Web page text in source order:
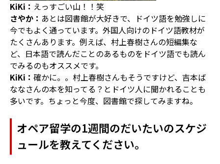
KiKi： えっすごい山！！笑
さやか： あとは図書館が大好きで、ドイツ語を勉強しに
今でもよく通っています。外国人向けのドイツ語教材が
たくさんあります。例えば、村上春樹さんの短編集な
ど、日本語で読んだことのあるものをドイツ語でも読ん
でみるのもオススメです。
KiKi： 確かに。。村上春樹さんもそうですけど、吉本ば
ななさんの本を知ってる？とドイツ人に聞かれることも
多いです。ちょっと今度、図書館で探してみますね。
オペア留学の1週間のだいたいのスケジ
ュールを教えてください。